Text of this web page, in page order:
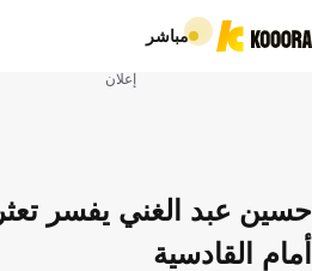
مباشر
إعلان
حسين عبد الغني يفسر
أمام القادسية